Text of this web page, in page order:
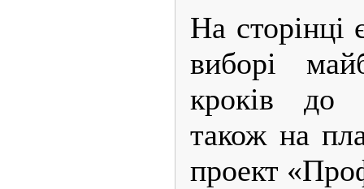
На сторінці
виборі
кроків до
також на
проект